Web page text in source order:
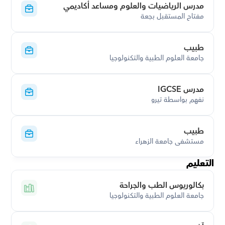
مدرس الرياضيات والعلوم ومساعد أكاديمي
مفتاح المستقبل بجعة
طبيب
جامعة العلوم الطبية والتكنولوجيا
مدرس IGCSE
نفهم بواسطة تيرو
طبيب
مستشفى جامعة الزهراء
التعليم
بكالوريوس الطب والجراحة
جامعة العلوم الطبية والتكنولوجيا